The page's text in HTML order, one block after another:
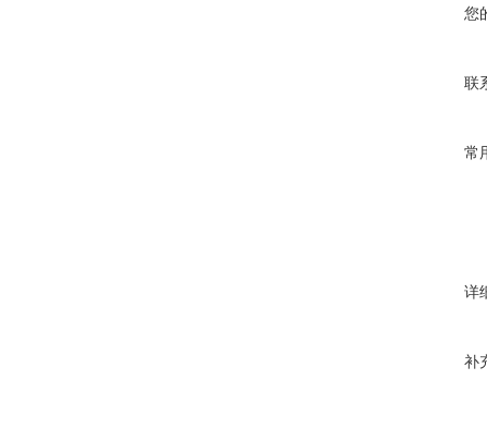
您
联
常
详
补